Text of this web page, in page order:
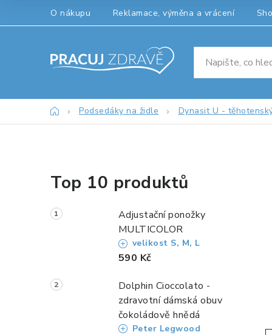
O nákupu Reklamace, výměna a vrácení
DomůPodsedáky na židle Dynasit U -
o
s
a
Top 10 produktů
Adjustační ponožky
MULTICOLOR
velikost S, M, L
590 Kč
Dolphin Cioccolato -
zdravotní dámská obuv
čokoládově hnědá
Peter Legwood